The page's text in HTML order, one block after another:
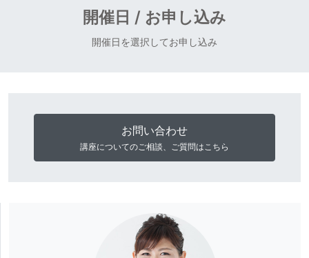
開催日 / お申し込み
開催日を選択してお申し込み
お問い合わせ
講座についてのご相談、ご質問はこちら